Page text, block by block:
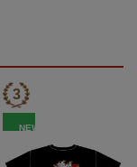
NEW